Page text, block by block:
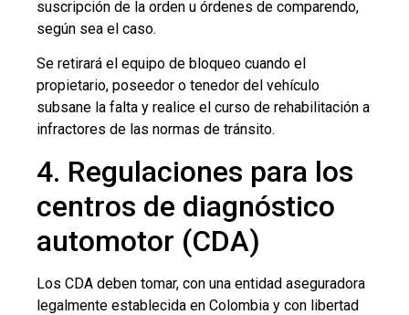
suscripción de la orden u órdenes de comparendo,
según sea el caso.
Se retirará el equipo de bloqueo cuando el
propietario, poseedor o tenedor del vehículo
subsane la falta y realice el curso de rehabilitación a
infractores de las normas de tránsito.
4. Regulaciones para los
centros de diagnóstico
automotor (CDA)
Los CDA deben tomar, con una entidad aseguradora
legalmente establecida en Colombia y con libertad